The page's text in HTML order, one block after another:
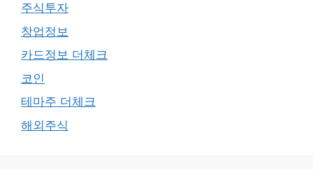
주식투자
창업정보
카드정보 더체크
코인
테마주 더체크
해외주식